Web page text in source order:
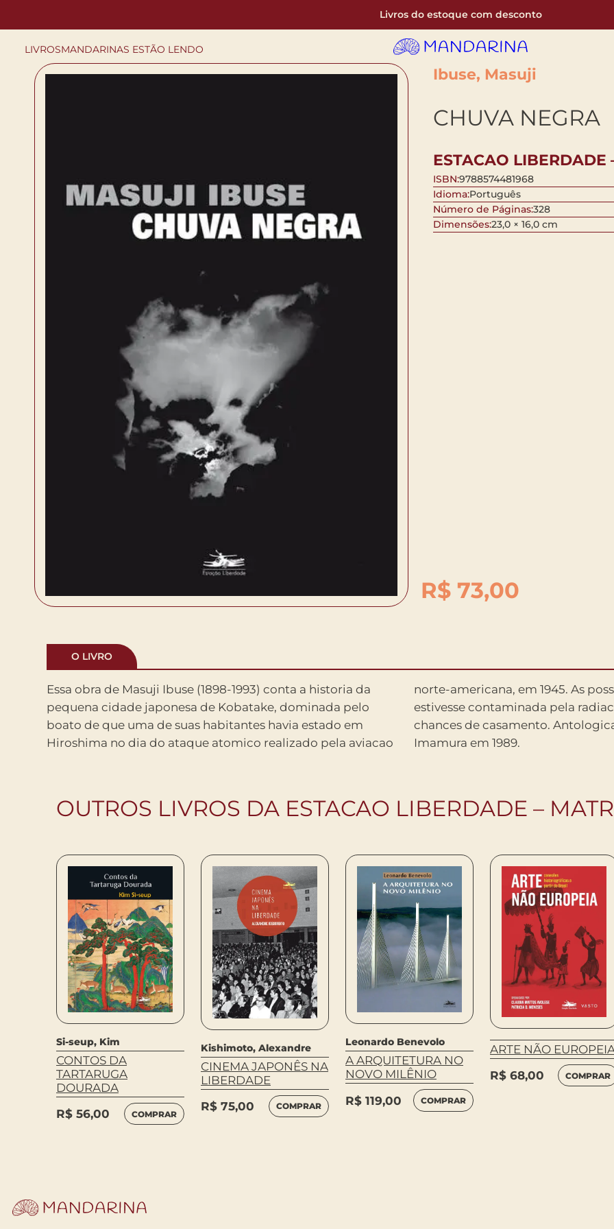
Livros do estoque com desconto
LIVROSMANDARINAS ESTÃO LENDO
Ibuse, Masuji
CHUVA NEGRA
ESTACAO LIBERDADE
ISBN:9788574481968
Idioma:Português
Número de Páginas:328
Dimensões:23,0 × 16,0 cm
R$73,00
O LIVRO
Essa obra de Masuji Ibuse (1898-1993) conta a historia da
pequena cidade japonesa de Kobatake, dominada pelo
boato de que uma de suas habitantes havia estado em
Hiroshima no dia do ataque atomico realizado pela aviacao
norte-americana, em 1945. As possibilidades de que a garota
estivesse contaminada pela radiacao reduzem, dia a dia, suas
chances de casamento. Antologica filmagem de Shohei
Imamura em 1989.
OUTROS LIVROS DA ESTACAO LIBERDADE –
Si-seup, Kim
CONTOS DA
TARTARUGA
DOURADA
R$ 56,00 COMPRAR
Kishimoto, Alexandre
CINEMA JAPONÊS NA
LIBERDADE
R$ 75,00 COMPRAR
Leonardo Benevolo
A ARQUITETURA NO
NOVO MILÊNIO
R$ 119,00 COMPRAR
ARTE NÃO
R$ 68,00 COMPRAR